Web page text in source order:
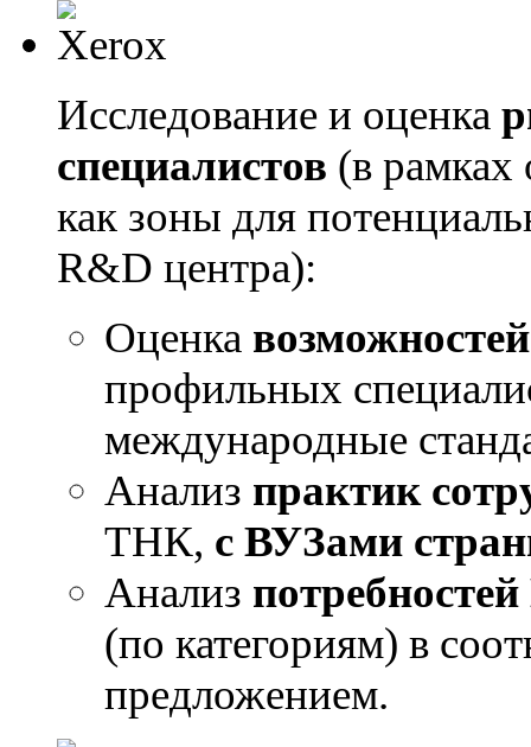
Исследование и оценка
специалистов (в рамках
как зоны для
R&D центра):
Оценка
профильных
международные
Анализ практик
ТНК, с ВУЗами
Анализ
(по категориям) в
предложением.